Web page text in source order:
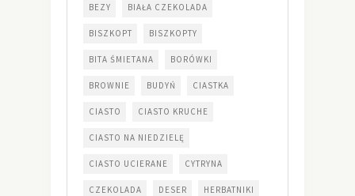
BEZY BIAŁA CZEKOLADA
BISZKOPT BISZKOPTY
BITA ŚMIETANA BORÓWKI
BROWNIE BUDYŃ CIASTKA
CIASTO CIASTO KRUCHE
CIASTO NA NIEDZIELĘ
CIASTO UCIERANE CYTRYNA
CZEKOLADA DESER HERBATNIKI